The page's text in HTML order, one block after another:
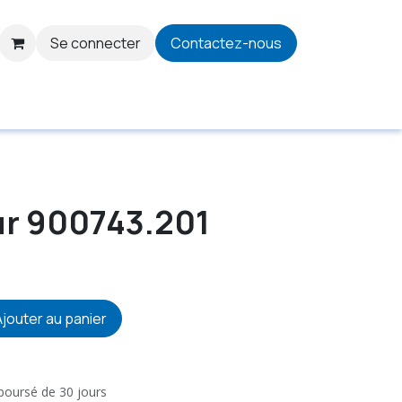
Se connecter
Contactez-nous
900743.201
au panier
de 30 jours